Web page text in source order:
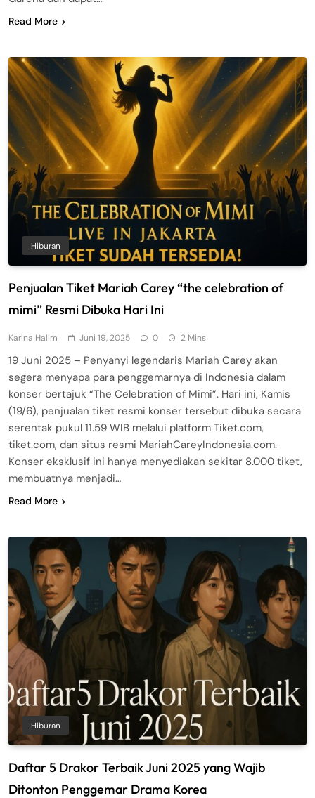
Read More
Hiburan
Penjualan Tiket Mariah Carey “the celebration of
mimi” Resmi Dibuka Hari Ini
Karina Halim Juni 19, 2025 0 2 Mins
19 Juni 2025 – Penyanyi legendaris Mariah Carey akan
segera menyapa para penggemarnya di Indonesia dalam
konser bertajuk “The Celebration of Mimi”. Hari ini, Kamis
(19/6), penjualan tiket resmi konser tersebut dibuka secara
serentak pukul 11.59 WIB melalui platform Tiket.com,
tiket.com, dan situs resmi MariahCareyIndonesia.com.
Konser eksklusif ini hanya menyediakan sekitar 8.000 tiket,
membuatnya menjadi…
Read More
Hiburan
Daftar 5 Drakor Terbaik Juni 2025 yang Wajib
Ditonton Penggemar Drama Korea